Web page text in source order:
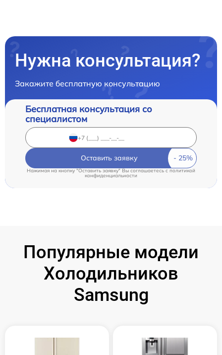
Нужна консультация?
Закажите бесплатную консультацию
Бесплатная консультация со
специалистом
Оставить заявку
Нажимая на кнопку "Оставить заявку" Вы соглашаетесь c политикой
конфиденциальности
Популярные модели
Холодильников
Samsung